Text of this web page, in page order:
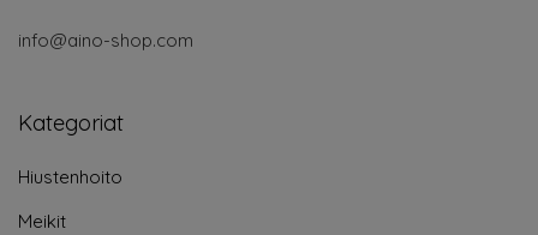
info@aino-shop.com
Kategoriat
Hiustenhoito
Meikit